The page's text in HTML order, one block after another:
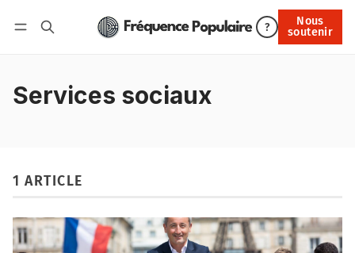
?
Nous
soutenir
Nous soutenir
Services sociaux
1 ARTICLE